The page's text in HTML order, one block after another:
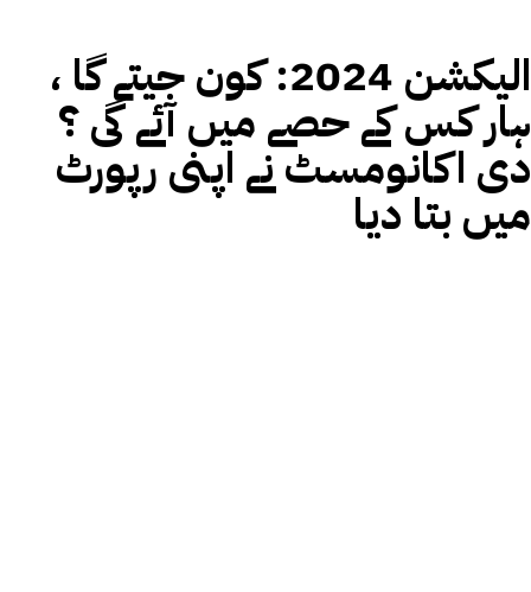
الیکشن 2024: کون جیتے گا ،
ہار کس کے حصے میں آئے گی ؟
دی اکانومسٹ نے اپنی رپورٹ
میں بتا دیا